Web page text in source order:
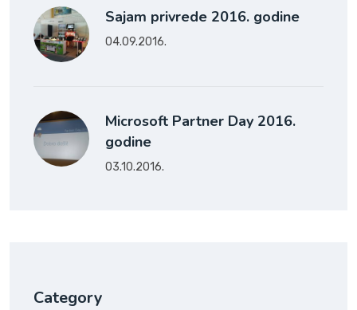
Sajam privrede 2016. godine
04.09.2016.
Microsoft Partner Day 2016.
godine
03.10.2016.
Category